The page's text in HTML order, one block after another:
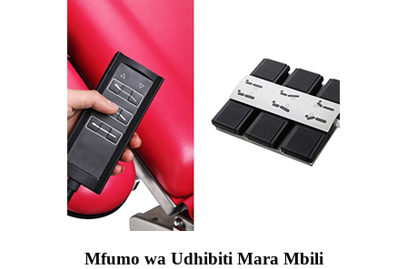
Mfumo wa Udhibiti Mara Mbili